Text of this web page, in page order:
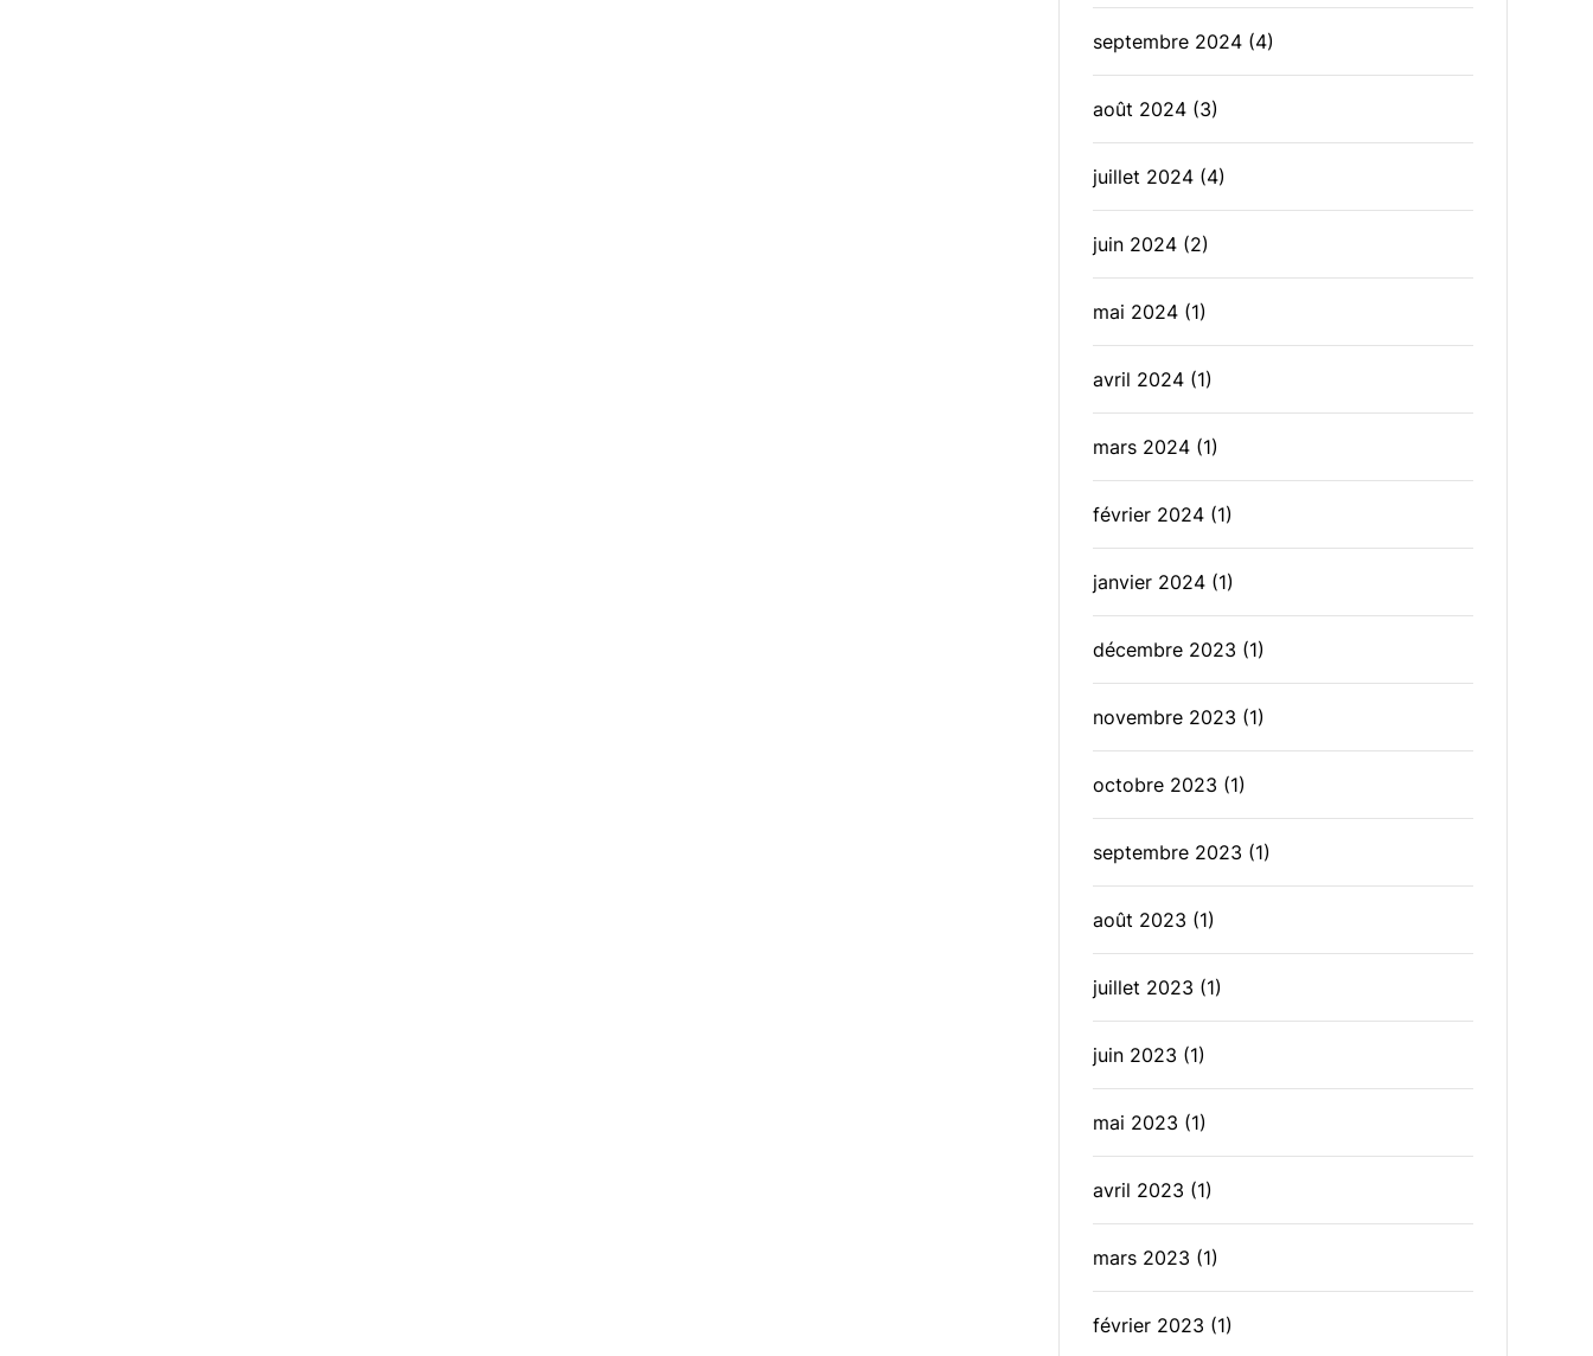
septembre 2024 (4)
août 2024 (3)
juillet 2024 (4)
juin 2024 (2)
mai 2024 (1)
avril 2024 (1)
mars 2024 (1)
février 2024 (1)
janvier 2024 (1)
décembre 2023 (1)
novembre 2023 (1)
octobre 2023 (1)
septembre 2023 (1)
août 2023 (1)
juillet 2023 (1)
juin 2023 (1)
mai 2023 (1)
avril 2023 (1)
mars 2023 (1)
février 2023 (1)